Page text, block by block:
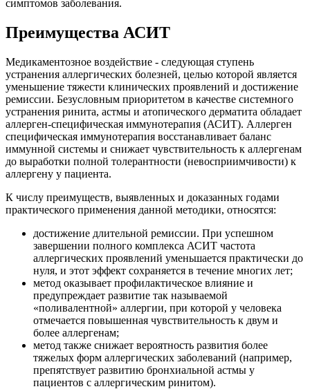
симптомов заболевания.
Преимущества АСИТ
Медикаментозное воздействие - следующая ступень
устранения аллергических болезней, целью которой является
уменьшение тяжести клинических проявлений и достижение
ремиссии. Безусловным приоритетом в качестве системного
устранения ринита, астмы и атопического дерматита обладает
аллерген-специфическая иммунотерапия (АСИТ). Аллерген
специфическая иммунотерапия восстанавливает баланс
иммунной системы и снижает чувствительность к аллергенам
до выработки полной толерантности (невосприимчивости) к
аллергену у пациента.
К числу преимуществ, выявленных и доказанных годами
практического применения данной методики, относятся:
достижение длительной ремиссии. При успешном
завершении полного комплекса АСИТ частота
аллергических проявлений уменьшается практически до
нуля, и этот эффект сохраняется в течение многих лет;
метод оказывает профилактическое влияние и
предупреждает развитие так называемой
«поливалентной» аллергии, при которой у человека
отмечается повышенная чувствительность к двум и
более аллергенам;
метод также снижает вероятность развития более
тяжелых форм аллергических заболеваний (например,
препятствует развитию бронхиальной астмы у
пациентов с аллергическим ринитом).